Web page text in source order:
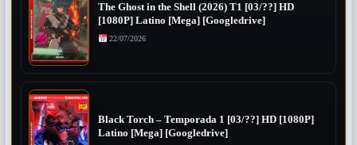
The Ghost in the Shell (2026) T1 [03/??] HD
[1080P] Latino [Mega] [Googledrive]
22/07/2026
Black Torch – Temporada 1 [03/??] HD [1080P]
Latino [Mega] [Googledrive]